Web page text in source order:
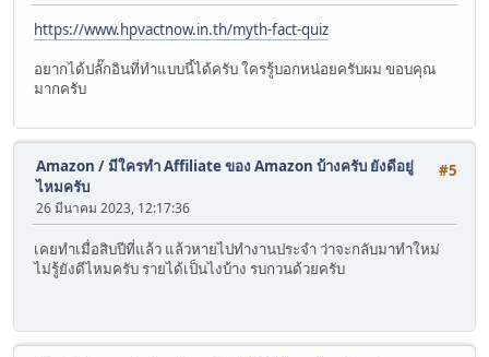
https://www.hpvactnow.in.th/myth-fact-quiz
อยากได้ปลั๊กอินที่ทำแบบนี้ได้ครับ ใครรู้บอกหน่อยครับผม ขอบคุณ
มากครับ
#5
Amazon / มีใครทำ Affiliate ของ Amazon บ้างครับ ยังดีอยู่
ไหมครับ
26 มีนาคม 2023, 12:17:36
เคยทำเมื่อสิบปีที่แล้ว แล้วหายไปทำงานประจำ ว่าจะกลับมาทำใหม่
ไม่รู้ยังดีไหมครับ รายได้เป็นไงบ้าง รบกวนด้วยครับ